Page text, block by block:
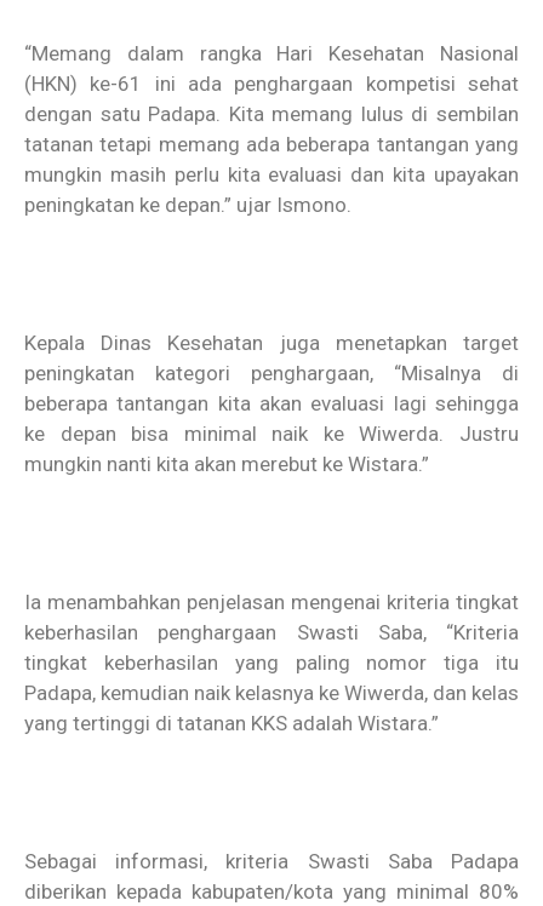
“Memang dalam rangka Hari Kesehatan Nasional
(HKN) ke-61 ini ada penghargaan kompetisi sehat
dengan satu Padapa. Kita memang lulus di sembilan
tatanan tetapi memang ada beberapa tantangan yang
mungkin masih perlu kita evaluasi dan kita upayakan
peningkatan ke depan.” ujar Ismono.
Kepala Dinas Kesehatan juga menetapkan target
peningkatan kategori penghargaan, “Misalnya di
beberapa tantangan kita akan evaluasi lagi sehingga
ke depan bisa minimal naik ke Wiwerda. Justru
mungkin nanti kita akan merebut ke Wistara.”
Ia menambahkan penjelasan mengenai kriteria tingkat
keberhasilan penghargaan Swasti Saba, “Kriteria
tingkat keberhasilan yang paling nomor tiga itu
Padapa, kemudian naik kelasnya ke Wiwerda, dan kelas
yang tertinggi di tatanan KKS adalah Wistara.”
Sebagai informasi, kriteria Swasti Saba Padapa
diberikan kepada kabupaten/kota yang minimal 80%